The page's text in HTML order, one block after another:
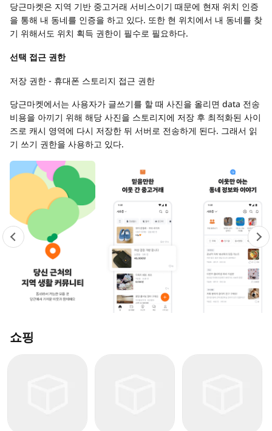
당근마켓은 지역 기반 중고거래 서비스이기 때문에 현재 위치 인증
을 통해 내 동네를 인증을 하고 있다. 또한 현 위치에서 내 동네를 찾
기 위해서도 위치 획득 권한이 필수로 필요하다.
선택 접근 권한
저장 권한 - 휴대폰 스토리지 접근 권한
당근마켓에서는 사용자가 글쓰기를 할 때 사진을 올리면 data 전송
비용을 아끼기 위해 해당 사진을 스토리지에 저장 후 최적화된 사이
즈로 캐시 영역에 다시 저장한 뒤 서버로 전송하게 된다. 그래서 읽
기 쓰기 권한을 사용하고 있다.
쇼핑